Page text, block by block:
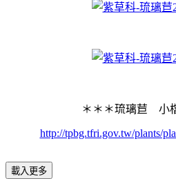
＊＊＊琉璃苣 小
http://tpbg.tfri.gov.tw/plants/
載入更多